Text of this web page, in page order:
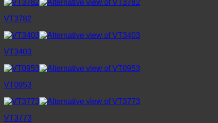
VT3782
VT3403
VT0953
VT3773